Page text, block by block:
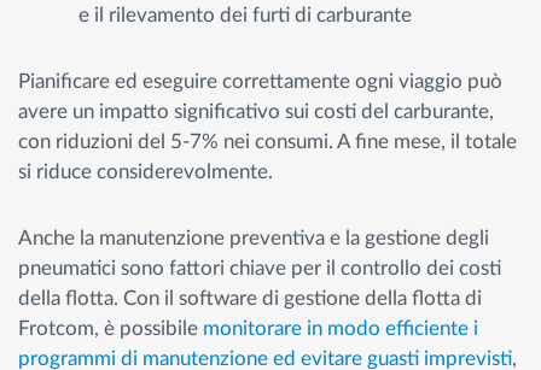
e il rilevamento dei furti di carburante
Pianificare ed eseguire correttamente ogni viaggio può
avere un impatto significativo sui costi del carburante,
con riduzioni del 5-7% nei consumi. A fine mese, il totale
si riduce considerevolmente.
Anche la manutenzione preventiva e la gestione degli
pneumatici sono fattori chiave per il controllo dei costi
della flotta. Con il software di gestione della flotta di
Frotcom, è possibile monitorare in modo efficiente i
programmi di manutenzione ed evitare guasti imprevisti,